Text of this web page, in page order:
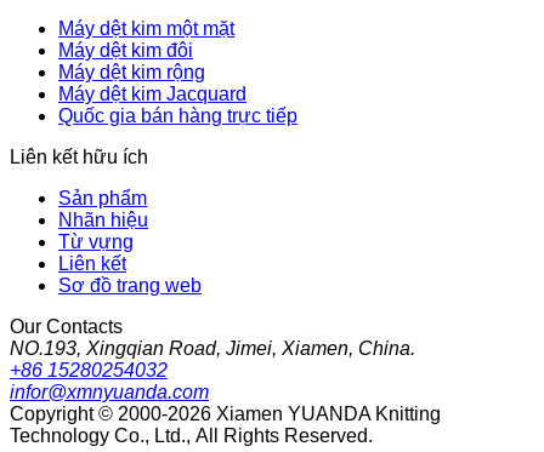
Máy dệt kim một mặt
Máy dệt kim đôi
Máy dệt kim rộng
Máy dệt kim Jacquard
Quốc gia bán hàng trực tiếp
Liên kết hữu ích
Sản phẩm
Nhãn hiệu
Từ vựng
Liên kết
Sơ đồ trang web
Our Contacts
NO.193, Xingqian Road, Jimei, Xiamen, China.
+86 15280254032
infor@xmnyuanda.com
Copyright © 2000-2026 Xiamen YUANDA Knitting
Technology Co., Ltd., All Rights Reserved.